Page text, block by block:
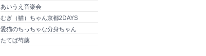
あいうえ音楽会
むぎ（猫）ちゃん京都2DAYS
愛猫のちっちゃな分身ちゃん
たてば芍薬